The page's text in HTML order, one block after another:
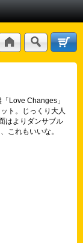
Love Changes」
ト。じっくり大人
はよりダンサブル
これもいいな。